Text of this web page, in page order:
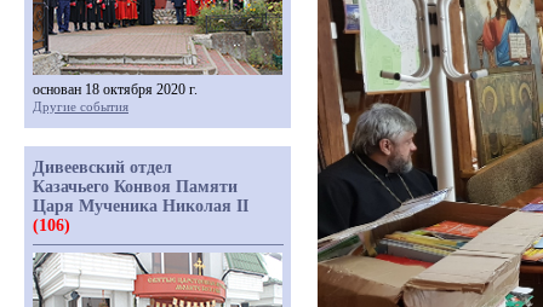
основан 18 октября 2020 г.
Другие события
Дивеевский отдел
Казачьего Конвоя Памяти
Царя Мученика Николая II
(106)